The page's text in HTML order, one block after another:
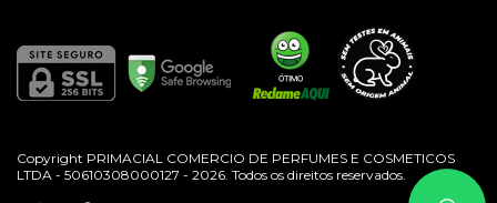
Copyright PRIMACIAL COMERCIO DE PERFUMES E COSMETICOS
LTDA - 50610308000127 - 2026. Todos os direitos reservados.